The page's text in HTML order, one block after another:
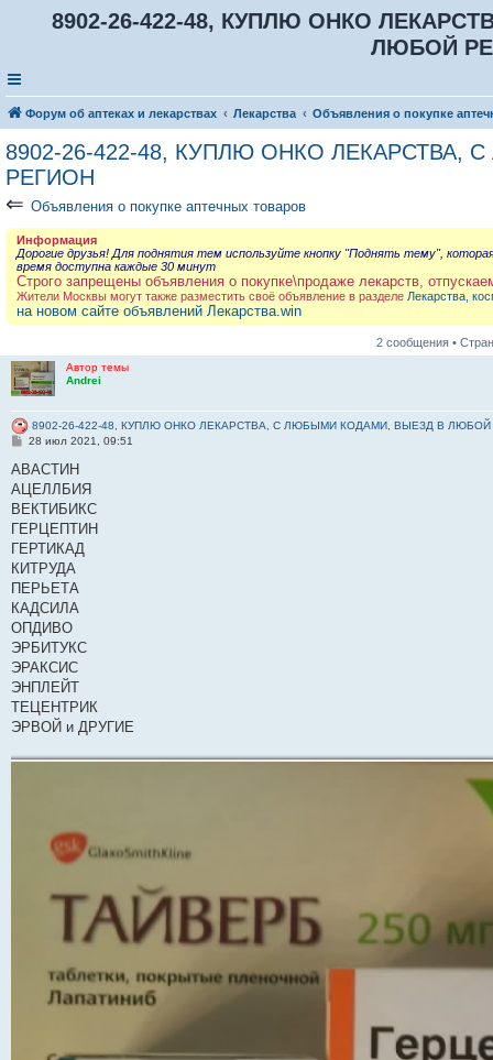
8902-26-422-48, КУПЛЮ ОНКО
ЛЮБОЙ
Форум об аптеках и лекарствах Лекарства Объявления о покупке
8902-26-422-48, КУПЛЮ ОНКО
РЕГИОН
⇐ Объявления о покупке аптечных товаров
Информация
Дорогие друзья! Для поднятия тем используйте кнопку "Поднять тему",
время доступна каждые 30 минут
Строго запрещены объявления о покупке\продаже лекарств,
Жители Москвы могут также разместить своё объявление в разделе Лекарства,
на новом сайте объявлений Лекарства.win
2 сообщения •
Автор темы
Andrei
8902-26-422-48, КУПЛЮ ОНКО ЛЕКАРСТВА, С ЛЮБЫМИ КОДАМИ, ВЫЕЗД В ЛЮБОЙ
С
о
щ
е
и
е
28 июл 2021, 09:51
АВАСТИН
АЦЕЛЛБИЯ
ВЕКТИБИКС
ГЕРЦЕПТИН
ГЕРТИКАД
КИТРУДА
ПЕРЬЕТА
КАДСИЛА
ОПДИВО
ЭРБИТУКС
ЭРАКСИС
ЭНПЛЕЙТ
ТЕЦЕНТРИК
ЭРВОЙ и ДРУГИЕ